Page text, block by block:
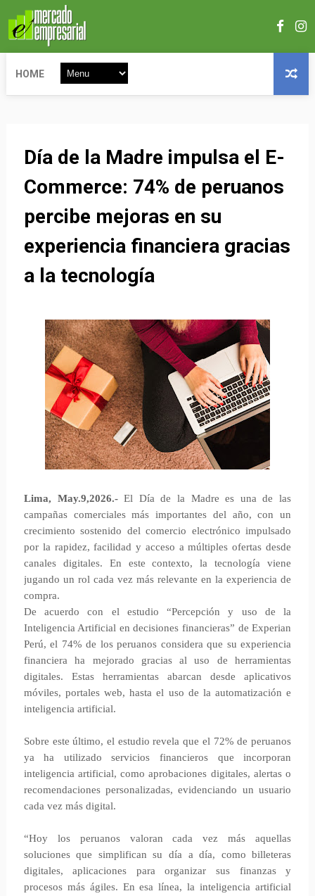
HOME
Día de la Madre impulsa el E-
Commerce: 74% de peruanos
percibe mejoras en su
experiencia financiera gracias
a la tecnología
Lima, May.9,2026.-El Día de la Madre es una de las
campañas comerciales más importantes del año, con un
crecimiento sostenido del comercio electrónico impulsado
por la rapidez, facilidad y acceso a múltiples ofertas desde
canales digitales. En este contexto, la tecnología viene
jugando un rol cada vez más relevante en la experiencia de
compra.
De acuerdo con el estudio “Percepción y uso de la
Inteligencia Artificial en decisiones financieras” de Experian
Perú, el 74% de los peruanos considera que su experiencia
financiera ha mejorado gracias al uso de herramientas
digitales. Estas herramientas abarcan desde aplicativos
móviles, portales web, hasta el uso de la automatización e
inteligencia artificial.
Sobre este último, el estudio revela que el 72% de peruanos
ya ha utilizado servicios financieros que incorporan
inteligencia artificial, como aprobaciones digitales, alertas o
recomendaciones personalizadas, evidenciando un usuario
cada vez más digital.
“Hoy los peruanos valoran cada vez más aquellas
soluciones que simplifican su día a día, como billeteras
digitales, aplicaciones para organizar sus finanzas y
procesos más ágiles. En esa línea, la inteligencia artificial